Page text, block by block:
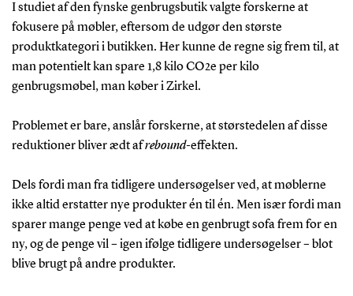
I studiet af den fynske genbrugsbutik valgte forskerne at
fokusere på møbler, eftersom de udgør den største
produktkategori i butikken. Her kunne de regne sig frem til, at
man potentielt kan spare 1,8 kilo CO2e per kilo
genbrugsmøbel, man køber i Zirkel.
Problemet er bare, anslår forskerne, at størstedelen af disse
reduktioner bliver ædt afrebound-effekten.
Dels fordi man fra tidligere undersøgelser ved, at møblerne
ikke altid erstatter nye produkter én til én. Men især fordi man
sparer mange penge ved at købe en genbrugt sofa frem for en
ny, og de penge vil – igen ifølge tidligere undersøgelser – blot
blive brugt på andre produkter.